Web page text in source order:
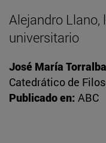
Alejandro Llano,
universitario
José María Torralba
Catedrático de
Publicado en: ABC